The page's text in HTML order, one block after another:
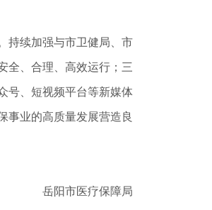
持续加强与市卫健局、市
全、合理、高效运行；三
号、短视频平台等新媒体
事业的高质量发展营造良
岳阳市医疗保障局